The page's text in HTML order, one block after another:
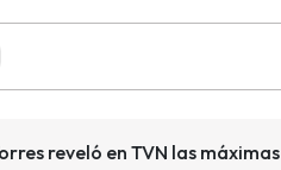
reveló en TVN las máximas